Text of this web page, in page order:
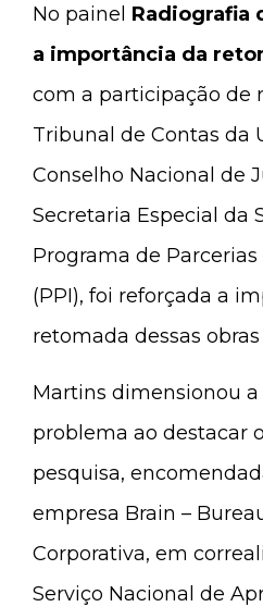
No painel Radiografia
a importância da
com a participação de
Tribunal de Contas da
Conselho Nacional de
Secretaria Especial da
Programa de
(PPI), foi reforçada a
retomada dessas obras
Martins dimensionou
problema ao destacar
pesquisa,
empresa Brain –
Corporativa, em
Serviço Nacional de